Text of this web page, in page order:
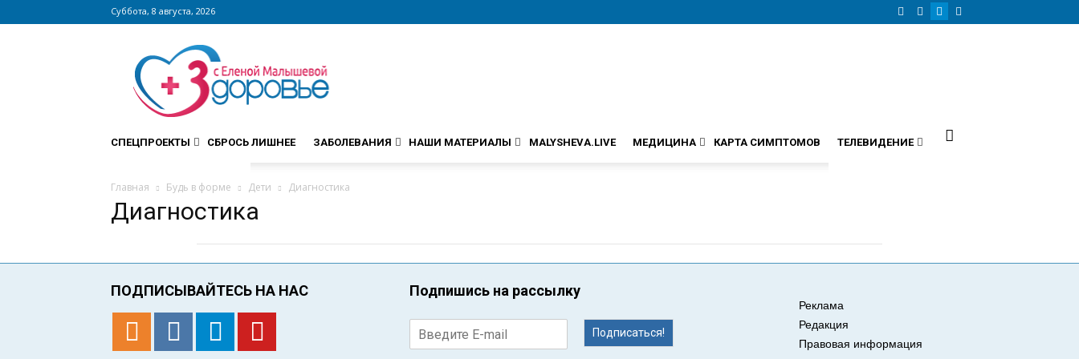
Суббота, 8 августа, 2026
Сайт
zdorovieinfo.ru
крупнейший
медицинский
интернет-
СПЕЦПРОЕКТЫ СБРОСЬ ЛИШНЕЕ ЗАБОЛЕВАНИЯ НАШИ МАТЕРИАЛЫ MALYSHEVA.LIVE МЕДИЦИНА КАРТА СИМПТОМОВ ТЕЛЕВИДЕНИЕ
Главная Будь в форме Дети Диагностика
Диагностика
ПОДПИСЫВАЙТЕСЬ НА НАС Подпишись на рассылку
Подписаться!
Реклама
Редакция
Правовая информация